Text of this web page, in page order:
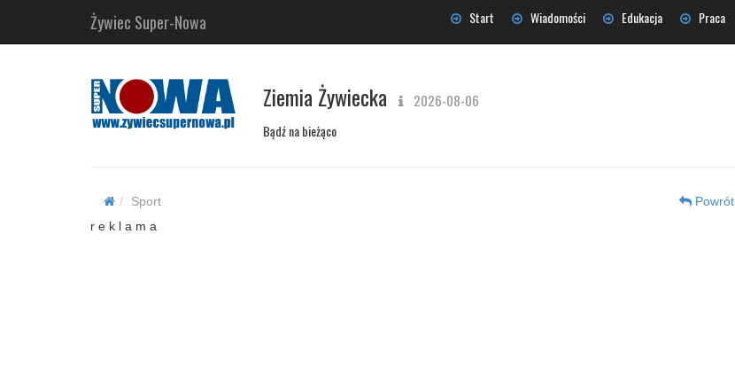
Żywiec Super-Nowa Start Wiadomości Edukacja Praca
Ziemia Żywiecka 2026-08-06
Bądź na bieżąco
Sport
Powrót
r e k l a m a